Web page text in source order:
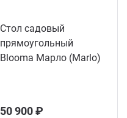
Стол садовый
прямоугольный
Blooma Марло (Marlo)
50 900 ₽